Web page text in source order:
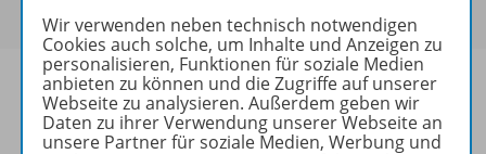
Wir verwenden neben technisch notwendigen
Cookies auch solche, um Inhalte und Anzeigen zu
personalisieren, Funktionen für soziale Medien
anbieten zu können und die Zugriffe auf unserer
Webseite zu analysieren. Außerdem geben wir
Daten zu ihrer Verwendung unserer Webseite an
unsere Partner für soziale Medien, Werbung und